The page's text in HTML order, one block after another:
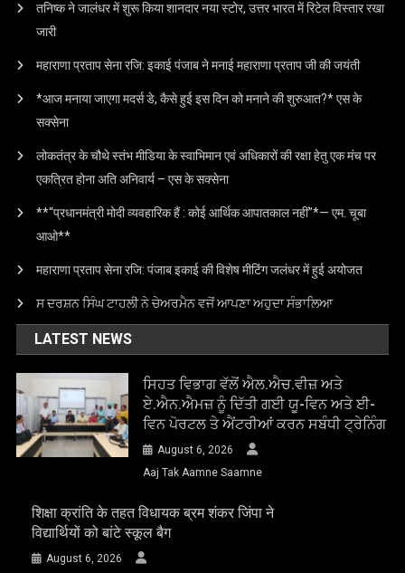
तनिष्क ने जालंधर में शुरू किया शानदार नया स्टोर, उत्तर भारत में रिटेल विस्तार रखा
जारी
महाराणा प्रताप सेना रजि: इकाई पंजाब ने मनाई महाराणा प्रताप जी की जयंती
*आज मनाया जाएगा मदर्स डे, कैसे हुई इस दिन को मनाने की शुरुआत?* एस के
सक्सेना
लोकतंत्र के चौथे स्तंभ मीडिया के स्वाभिमान एवं अधिकारों की रक्षा हेतु एक मंच पर
एकत्रित होना अति अनिवार्य – एस के सक्सेना
**“प्रधानमंत्री मोदी व्यवहारिक हैं : कोई आर्थिक आपातकाल नहीं”*— एम. चूबा
आओ**
महाराणा प्रताप सेना रजि: पंजाब इकाई की विशेष मीटिंग जलंधर में हुई अयोजत
ਸ ਦਰਸ਼ਨ ਸਿੰਘ ਟਾਹਲੀ ਨੇ ਚੇਅਰਮੈਨ ਵਜੋਂ ਆਪਣਾ ਅਹੁਦਾ ਸੰਭਾਲਿਆ
LATEST NEWS
ਸਿਹਤ ਵਿਭਾਗ ਵੱਲੋਂ ਐਲ.ਐਚ.ਵੀਜ਼ ਅਤੇ
ਏ.ਐਨ.ਐਮਜ਼ ਨੂੰ ਦਿੱਤੀ ਗਈ ਯੂ-ਵਿਨ ਅਤੇ ਈ-
ਵਿਨ ਪੋਰਟਲ ਤੇ ਐਂਟਰੀਆਂ ਕਰਨ ਸਬੰਧੀ ਟ੍ਰੇਨਿੰਗ
August 6, 2026
Aaj Tak Aamne Saamne
शिक्षा क्रांति के तहत विधायक ब्रम शंकर जिंपा ने
विद्यार्थियों को बांटे स्कूल बैग
August 6, 2026